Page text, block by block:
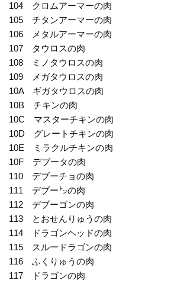
104 クロムアーマーの肉
105 チタンアーマーの肉
106 メタルアーマーの肉
107 タウロスの肉
108 ミノタウロスの肉
109 メガタウロスの肉
10A ギガタウロスの肉
10B チキンの肉
10C マスターチキンの肉
10D グレートチキンの肉
10E ミラクルチキンの肉
10F デブータの肉
110 デブーチョの肉
111 デブー㌧の肉
112 デブーゴンの肉
113 とおせんりゅうの肉
114 ドラゴンヘッドの肉
115 スルードラゴンの肉
116 ふくりゅうの肉
117 ドラゴンの肉